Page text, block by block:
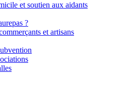
et soutien aux aidants
?
et artisans